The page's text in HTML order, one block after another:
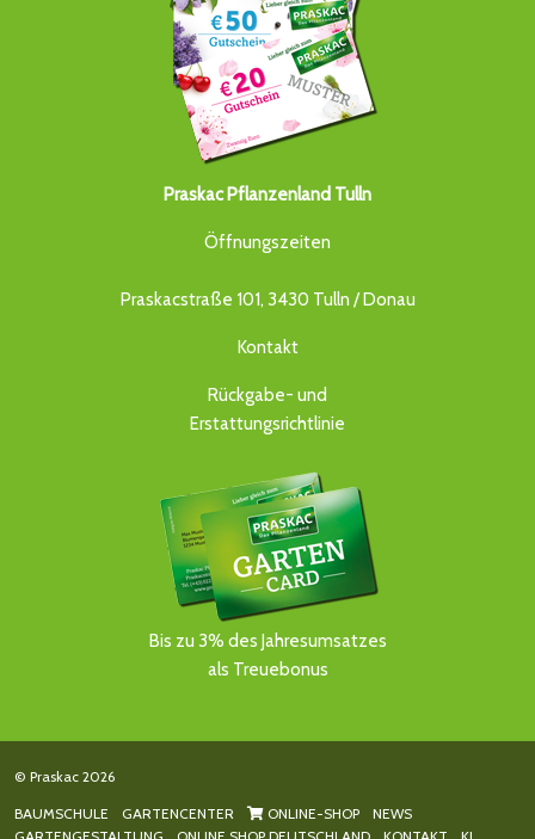
Praskac Pflanzenland Tulln
Öffnungszeiten
Praskacstraße 101, 3430 Tulln / Donau
Kontakt
Rückgabe- und
Erstattungsrichtlinie
Bis zu 3% des Jahresumsatzes
als Treuebonus
© Praskac 2026
BAUMSCHULE GARTENCENTER ONLINE-SHOP
NEWS